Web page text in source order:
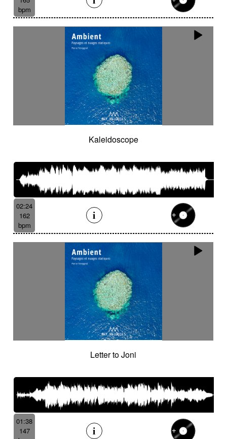
bpm
Kaleidoscope
02:24
162
bpm
Letter to Joni
01:38
147